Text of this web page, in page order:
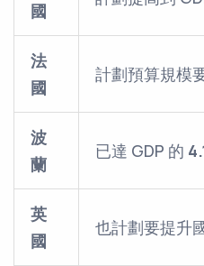
國
法
國
計劃預算規模
波
蘭
已達 GDP 的
英
國
也計劃要提升